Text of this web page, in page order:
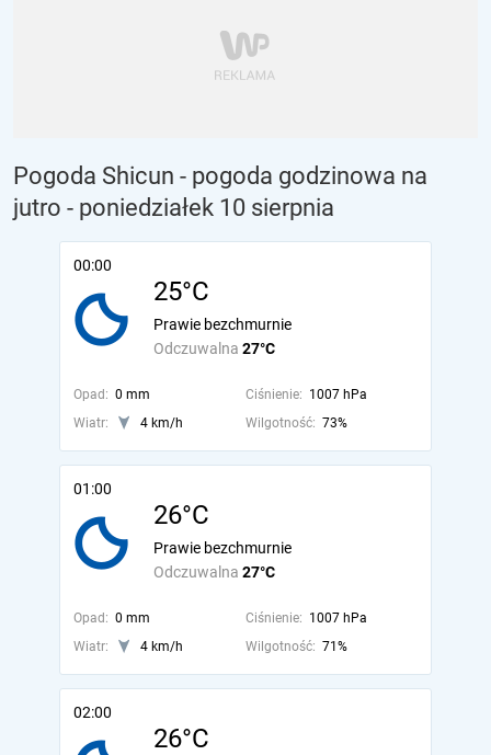
Pogoda Shicun - pogoda godzinowa na
jutro - poniedziałek 10 sierpnia
00:00
25°C
Odczuwalna 27°C
Prawie bezchmurnie
Opad: 0 mm Ciśnienie: 1007 hPa
Wiatr:
4 km/h Wilgotność: 73%
01:00
26°C
Odczuwalna 27°C
Prawie bezchmurnie
Opad: 0 mm Ciśnienie: 1007 hPa
Wiatr:
4 km/h Wilgotność: 71%
02:00
26°C